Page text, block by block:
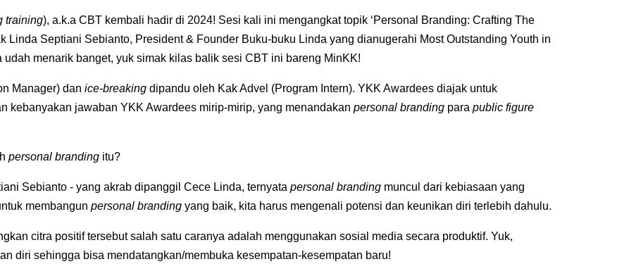
training), a.k.a CBT kembali hadir di 2024! Sesi kali ini mengangkat topik ‘Personal Branding: Crafting The
Linda Septiani Sebianto, President & Founder Buku-buku Linda yang dianugerahi Most Outstanding Youth in
menarik banget, yuk simak kilas balik sesi CBT ini bareng MinKK!
Manager) dan ice-breakingdipandu oleh Kak Advel (Program Intern). YKK Awardees diajak untuk
kebanyakan jawaban YKK Awardees mirip-mirip, yang menandakanpersonal branding parapublic figure
personal branding itu?
Sebianto - yang akrab dipanggil Cece Linda, ternyatapersonal branding muncul dari kebiasaan yang
membangunpersonal branding yang baik, kita harus mengenali potensi dan keunikan diri terlebih dahulu.
citra positif tersebut salah satu caranya adalah menggunakan sosial media secara produktif. Yuk,
diri sehingga bisa mendatangkan/membuka kesempatan-kesempatan baru!